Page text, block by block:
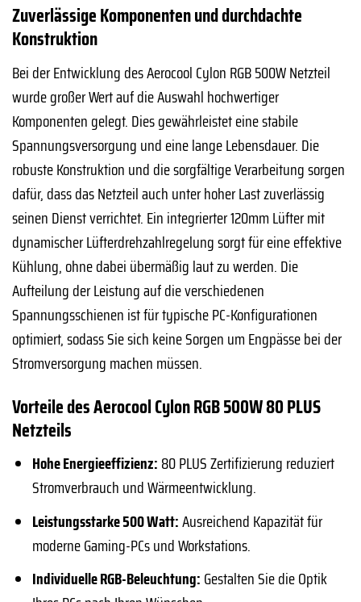
Zuverlässige Komponenten und durchdachte
Konstruktion
Bei der Entwicklung des Aerocool Cylon RGB 500W Netzteil
wurde großer Wert auf die Auswahl hochwertiger
Komponenten gelegt. Dies gewährleistet eine stabile
Spannungsversorgung und eine lange Lebensdauer. Die
robuste Konstruktion und die sorgfältige Verarbeitung sorgen
dafür, dass das Netzteil auch unter hoher Last zuverlässig
seinen Dienst verrichtet. Ein integrierter 120mm Lüfter mit
dynamischer Lüfterdrehzahlregelung sorgt für eine effektive
Kühlung, ohne dabei übermäßig laut zu werden. Die
Aufteilung der Leistung auf die verschiedenen
Spannungsschienen ist für typische PC-Konfigurationen
optimiert, sodass Sie sich keine Sorgen um Engpässe bei der
Stromversorgung machen müssen.
Vorteile des Aerocool Cylon RGB 500W 80 PLUS
Netzteils
Hohe Energieeffizienz: 80 PLUS Zertifizierung reduziert
Stromverbrauch und Wärmeentwicklung.
Leistungsstarke 500 Watt:Ausreichend Kapazität für
moderne Gaming-PCs und Workstations.
Individuelle RGB-Beleuchtung: Gestalten Sie die Optik